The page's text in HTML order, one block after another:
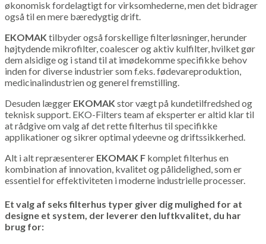
økonomisk fordelagtigt for virksomhederne, men det bidrager
også til en mere bæredygtig drift.
EKOMAK tilbyder også forskellige filterløsninger, herunder
højtydende mikrofilter, coalescer og aktiv kulfilter, hvilket gør
dem alsidige og i stand til at imødekomme specifikke behov
inden for diverse industrier som f.eks. fødevareproduktion,
medicinalindustrien og generel fremstilling.
Desuden lægger EKOMAK stor vægt på kundetilfredshed og
teknisk support. EKO-Filters team af eksperter er altid klar til
at rådgive om valg af det rette filterhus til specifikke
applikationer og sikrer optimal ydeevne og driftssikkerhed.
Alt i alt repræsenterer EKOMAK F komplet filterhus en
kombination af innovation, kvalitet og pålidelighed, som er
essentiel for effektiviteten i moderne industrielle processer.
Et valg af seks filterhus typer giver dig mulighed for at
designe et system, der leverer den luftkvalitet, du har
brug for: